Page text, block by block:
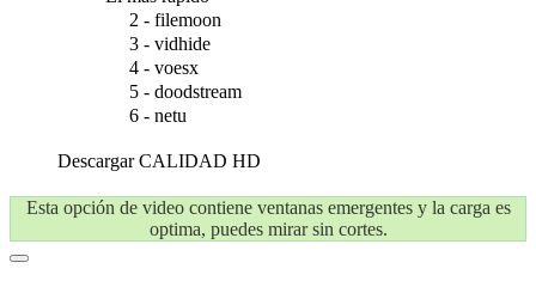
2 - filemoon
3 - vidhide
4 - voesx
5 - doodstream
6 - netu
DescargarCALIDAD HD
Esta opción de video contiene ventanas emergentes y la carga es
optima, puedes mirar sin cortes.